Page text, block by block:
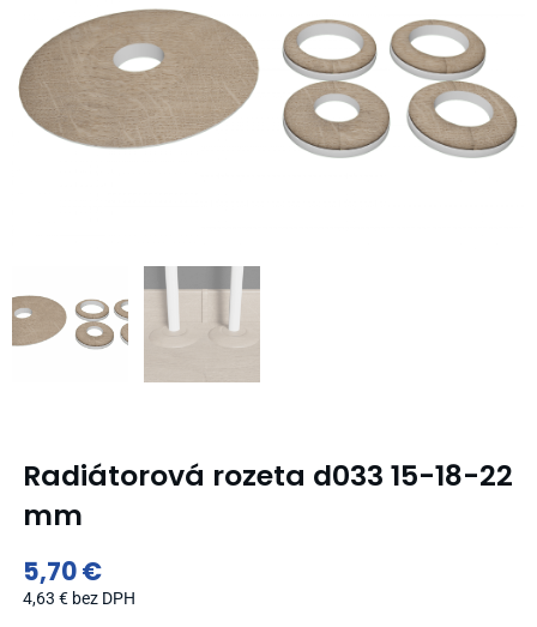
Radiátorová rozeta d033 15-18-22
mm
5,70€
4,63 € bez DPH